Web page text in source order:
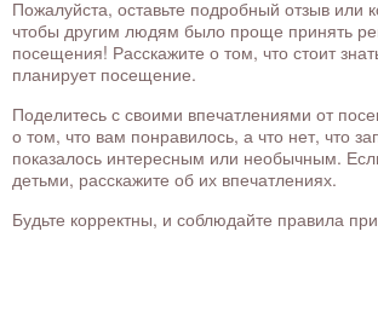
Пожалуйста, оставьте подробный отзыв или
чтобы другим людям было проще принять
посещения! Расскажите о том, что стоит
планирует посещение.
Поделитесь с своими впечатлениями от
о том, что вам понравилось, а что нет, что
показалось интересным или необычным.
детьми, расскажите об их впечатлениях.
Будьте корректны, и соблюдайте правила